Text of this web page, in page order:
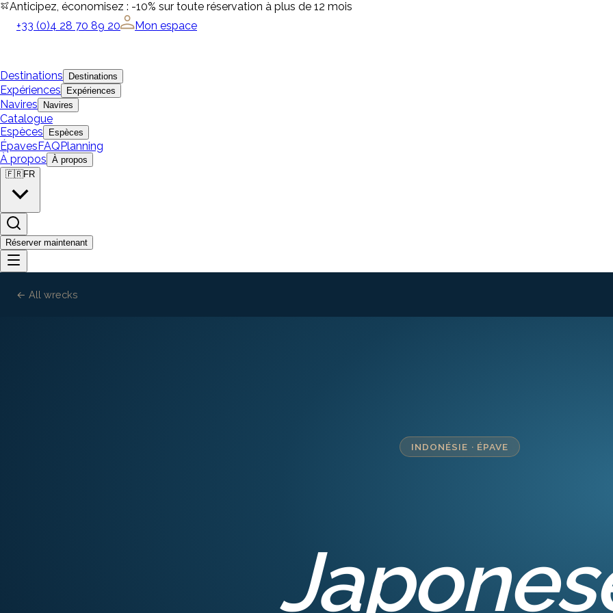
Anticipez, économisez : -10% sur toute réservation à plus de 12 mois
+33 (0)4 28 70 89 20
Mon espace
Destinations Destinations
Expériences Expériences
Navires Navires
Catalogue
Espèces
Espèces
ÉpavesFAQPlanning
À propos À propos
🇫🇷FR
Réserver maintenant
← All wrecks
INDONÉSIE · ÉPAVE